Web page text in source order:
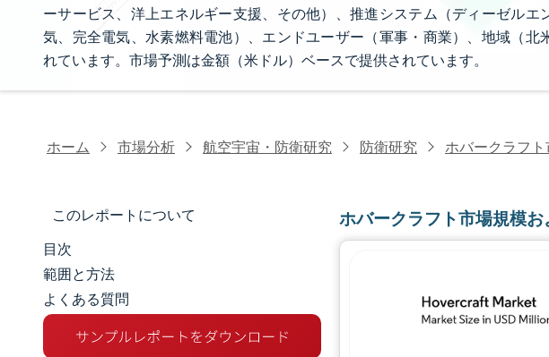
ーサービス、洋上エネルギー支援、その他）、推進システム（ディーゼル
気、完全電気、水素燃料電池）、エンドユーザー（軍事・商業）、地域（北
れています。市場予測は金額（米ドル）ベースで提供されています。
ホーム 市場分析 航空宇宙・防衛研究 防衛研究 ホバークラフト
このレポートについて
市場規模とシェア
市場分析
トレンドとインサイト
目次
範囲と方法
よくある質問
ホバークラフト市場規模